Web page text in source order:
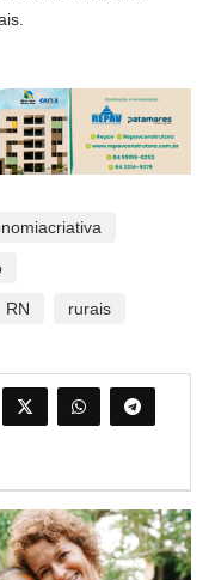
RN rurais